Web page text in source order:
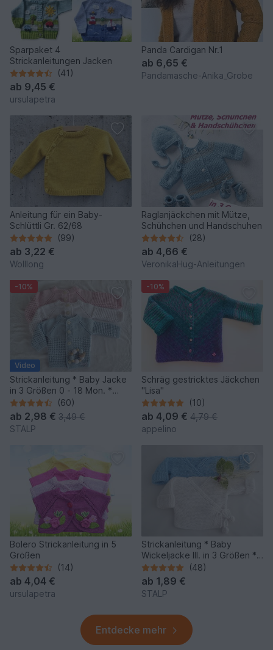
Sparpaket 4
Strickanleitungen Jacken
(41)
ab 9,45 €
ursulapetra
Panda Cardigan Nr.1
ab 6,65 €
Pandamasche-Anika_Grobe
Anleitung für ein Baby-
Schlüttli Gr. 62/68
(99)
ab 3,22 €
Wolllong
Raglanjäckchen mit Mütze,
Schühchen und Handschuhen
(28)
ab 4,66 €
VeronikaHug-Anleitungen
-10%
Video
Strickanleitung * Baby Jacke
in 3 Größen 0 - 18 Mon. *
RVO
(60)
ab 2,98 € 3,49 €
STALP
-10%
Schräg gestricktes Jäckchen
"Lisa"
(10)
ab 4,09 € 4,79 €
appelino
Bolero Strickanleitung in 5
Größen
(14)
ab 4,04 €
ursulapetra
Strickanleitung * Baby
Wickeljacke III. in 3 Größen *
Gr. 50 - 86
(48)
ab 1,89 €
STALP
Entdecke mehr